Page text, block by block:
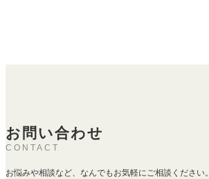
お問い合わせ
CONTACT
お悩みや相談など、なんでもお気軽にご相談ください。